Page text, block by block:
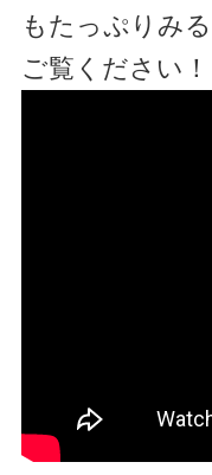
もたっぷりみ
ご覧ください！